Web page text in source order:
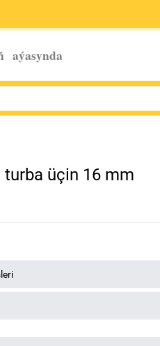
aýasynda
turba üçin 16 mm